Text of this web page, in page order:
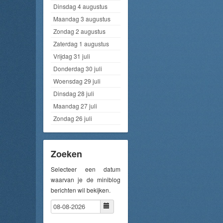
Dinsdag 4 augustus
Maandag 3 augustus
Zondag 2 augustus
Zaterdag 1 augustus
Vrijdag 31 juli
Donderdag 30 juli
Woensdag 29 juli
Dinsdag 28 juli
Maandag 27 juli
Zondag 26 juli
Zoeken
Selecteer een datum
waarvan je de miniblog
berichten wil bekijken.